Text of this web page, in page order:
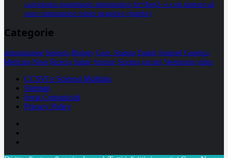
carcinoma mammario metastatico hr+/her2- e con tumore al
seno metastatico triplo negativo (mtnbc)
Categorie
alimentazione biologia Biology Com. Stampa Epatiti featured Genetica
Medicina News Ricerca Salute Science Scienza vaccini Veterinaria video
CCSVI e Sclerosi Multipla
Sitemap
Invia Comunicati
Privacy Policy